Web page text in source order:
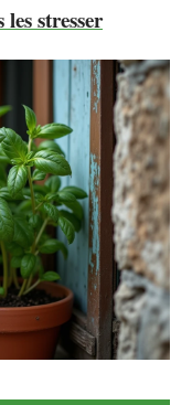
stresser